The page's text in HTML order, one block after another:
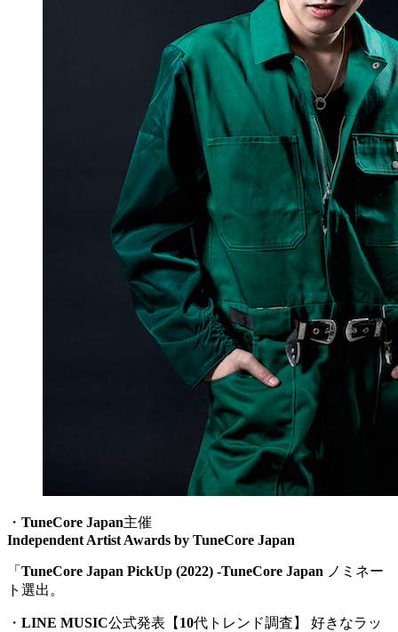
・ TuneCore Japan主催
Independent Artist Awards by TuneCore Japan
「 TuneCore Japan PickUp (2022) -TuneCore Japan ノミネー
ト選出。
・ LINE MUSIC公式発表【 10代トレンド調査】 好きなラッ